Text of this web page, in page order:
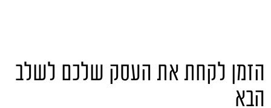
הזמן לקחת את העסק שלכם לשלב
הבא